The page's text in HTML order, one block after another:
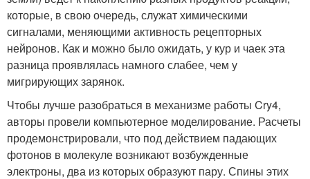
которые, в свою очередь, служат химическими
сигналами, меняющими активность рецепторных
нейронов. Как и можно было ожидать, у кур и чаек эта
разница проявлялась намного слабее, чем у
мигрирующих зарянок.
Чтобы лучше разобраться в механизме работы Cry4,
авторы провели компьютерное моделирование. Расчеты
продемонстрировали, что под действием падающих
фотонов в молекуле возникают возбужденные
электроны, два из которых образуют пару. Спины этих